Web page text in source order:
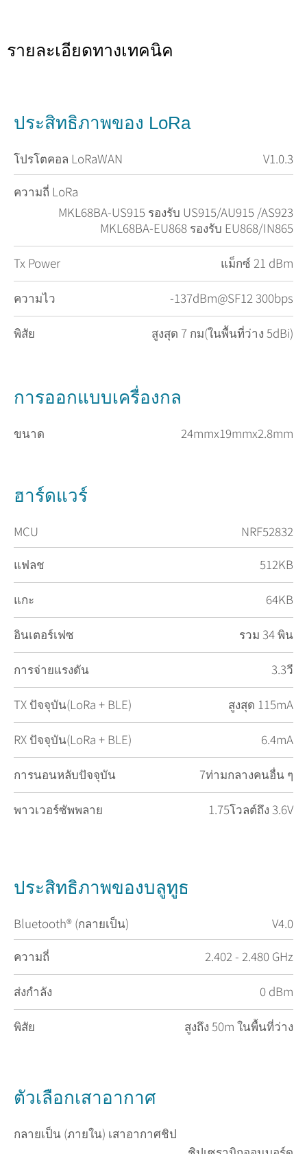
รายละเอียดทางเทคนิค
ประสิทธิภาพของ LoRa
โปรโตคอล LoRaWAN
V1.0.3
ความถี่ LoRa
MKL68BA-US915 รองรับ US915/AU915 /AS923
MKL68BA-EU868 รองรับ EU868/IN865
Tx Power แม็กซ์ 21 dBm
ความไว -137dBm@SF12 300bps
พิสัย สูงสุด 7 กม(ในพื้นที่ว่าง 5dBi)
การออกแบบเครื่องกล
ขนาด 24mmx19mmx2.8mm
ฮาร์ดแวร์
MCU
NRF52832
แฟลช
512KB
แกะ 64KB
อินเตอร์เฟซ รวม 34 พิน
การจ่ายแรงดัน 3.3วี
TX ปัจจุบัน(LoRa + BLE) สูงสุด 115mA
RX ปัจจุบัน(LoRa + BLE) 6.4mA
การนอนหลับปัจจุบัน 7ท่ามกลางคนอื่น ๆ
พาวเวอร์ซัพพลาย 1.75โวลต์ถึง 3.6V
ประสิทธิภาพของบลูทูธ
Bluetooth® (กลายเป็น)
V4.0
ความถี่
2.402 - 2.480 GHz
ส่งกำลัง 0 dBm
พิสัย สูงถึง 50m ในพื้นที่ว่าง
ตัวเลือกเสาอากาศ
กลายเป็น (ภายใน) เสาอากาศชิป